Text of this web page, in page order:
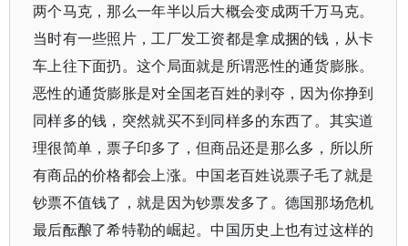
两个马克，那么一年半以后大概会变成两千万马克。
当时有一些照片，工厂发工资都是拿成捆的钱，从卡
车上往下面扔。这个局面就是所谓恶性的通货膨胀。
恶性的通货膨胀是对全国老百姓的剥夺，因为你挣到
同样多的钱，突然就买不到同样多的东西了。其实道
理很简单，票子印多了，但商品还是那么多，所以所
有商品的价格都会上涨。中国老百姓说票子毛了就是
钞票不值钱了，就是因为钞票发多了。德国那场危机
最后酝酿了希特勒的崛起。中国历史上也有过这样的